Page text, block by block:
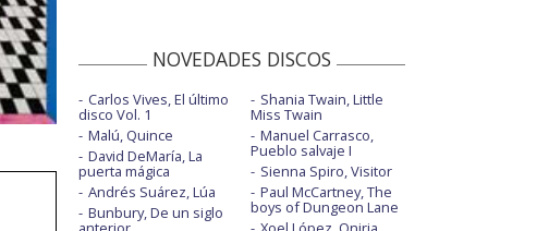
NOVEDADES DISCOS
Carlos Vives, El último
disco Vol. 1
Malú, Quince
David DeMaría, La
puerta mágica
Andrés Suárez, Lúa
Bunbury, De un siglo
Shania Twain, Little
Miss Twain
Manuel Carrasco,
Pueblo salvaje I
Sienna Spiro, Visitor
Paul McCartney, The
boys of Dungeon Lane